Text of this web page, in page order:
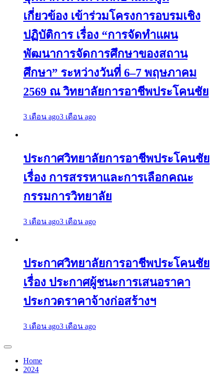
เกี่ยวข้อง เข้าร่วมโครงการอบรมเชิง
ปฏิบัติการ เรื่อง “การจัดทำแผน
พัฒนาการจัดการศึกษาของสถาน
ศึกษา” ระหว่างวันที่ 6–7 พฤษภาคม
2569 ณ วิทยาลัยการอาชีพประโคนชัย
3 เดือน ago3 เดือน ago
ประกาศวิทยาลัยการอาชีพประโคนชัย
เรื่อง การสรรหาและการเลือกคณะ
กรรมการวิทยาลัย
3 เดือน ago3 เดือน ago
ประกาศวิทยาลัยการอาชีพประโคนชัย
เรื่อง ประกาศผู้ชนะการเสนอราคา
ประกวดราคาจ้างก่อสร้างฯ
3 เดือน ago3 เดือน ago
Home
2024